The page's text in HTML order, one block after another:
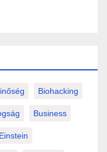
Biohacking
Business
Einstein